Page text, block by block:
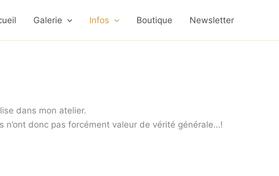
Galerie Infos Boutique Newsletter
dans mon atelier.
donc pas forcément valeur de vérité générale…!